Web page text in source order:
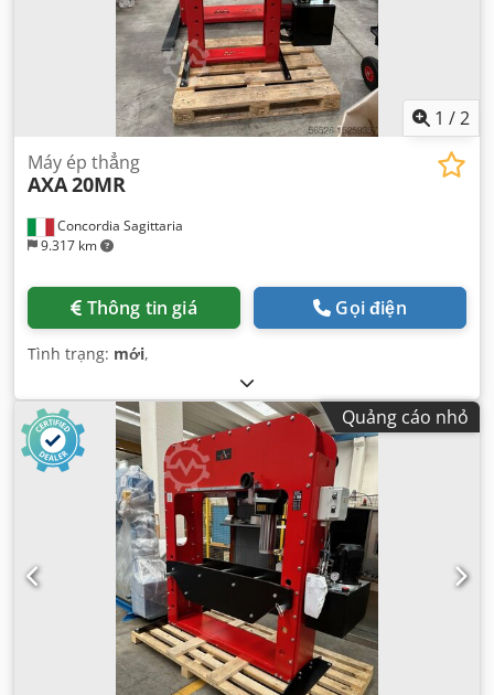
1 /2
Concordia Sagittaria
9.317 km
Máy ép thẳng
AXA20MR
Thông tin giá Gọi điện
Tình trạng: mới,
Quảng cáo nhỏ